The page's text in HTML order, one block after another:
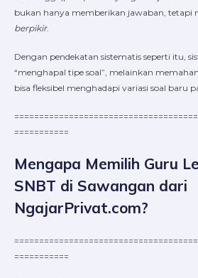
bukan hanya memberikan jawaban, tetapi
berpikir.
Dengan pendekatan sistematis seperti itu,
“menghapal tipe soal”, melainkan
bisa fleksibel menghadapi variasi soal baru
===========
Mengapa Memilih Guru
SNBT di Sawangan dari
NgajarPrivat.com?
===========